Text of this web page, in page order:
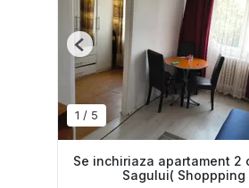
1 / 5
Previous
Se inchiriaza apartament 2
Sagului( Shoppping